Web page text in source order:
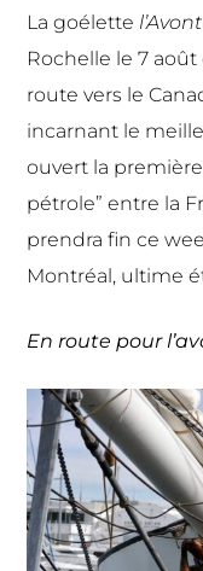
La goélette
Rochelle le 7
route vers le
incarnant le
ouvert la
pétrole” entre la
prendra fin ce
Montréal, ultime
En route pour